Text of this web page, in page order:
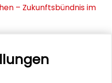
– Zukunftsbündnis im
Darmstadt